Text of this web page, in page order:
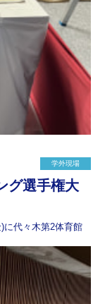
学外現場
グ選手権大
に代々木第2体育館